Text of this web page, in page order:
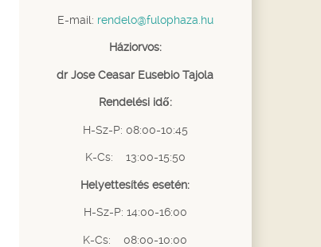
E-mail: rendelo@fulophaza.hu
Háziorvos:
dr Jose Ceasar Eusebio Tajola
Rendelési idő:
H-Sz-P: 08:00-10:45
K-Cs: 13:00-15:50
Helyettesítés esetén:
H-Sz-P: 14:00-16:00
K-Cs: 08:00-10:00